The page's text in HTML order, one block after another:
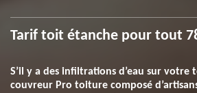
Tarif toit étanche pour tout
S’il y a des infiltrations d’eau sur votre
couvreur Pro toiture composé